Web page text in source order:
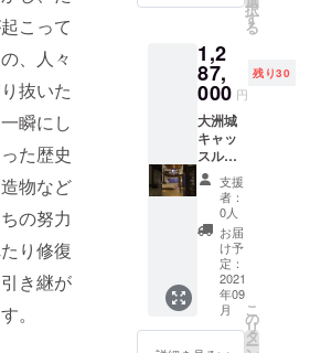
こって
、人々
抜いた
瞬にし
た歴史
物など
の努力
り修復
き継が
。
がチ
ケット
にござ
います
ので、
その番
号をご
予約時
に申し
伝えく
ださい
ませ。
※備考欄
に緊急
連絡先
の携帯
電話番
日 (正
月・
GW・お
盆など)
除く
96,700
円（2
名） ご
支援頂
いた方
には、
後日チ
ケット
を発行
させて
頂きま
す。通
択
す
る
1,2
87,
000 円
残り30
大洲城
キャッ
スルス
テイ ・
1室2名
1泊2食
付
キャッ
スルス
テイ
3月中旬
～11月
末（8月
支援
者：
0人
お届
け予
定：
2021
年09
月
こ
の
リ
タ
ー